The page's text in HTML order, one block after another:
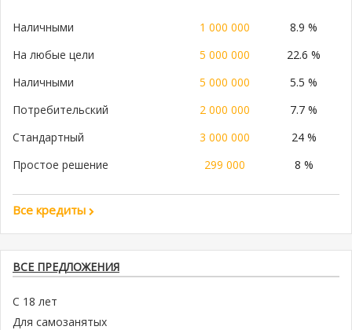
Наличными 1 000 000
8.9 %
На любые цели
5 000 000
22.6 %
Наличными
5 000 000
5.5 %
Потребительский
2 000 000
7.7 %
Стандартный
3 000 000
24 %
Простое решение
299 000 8 %
Все кредиты
ВСЕ ПРЕДЛОЖЕНИЯ
С 18 лет
Для самозанятых